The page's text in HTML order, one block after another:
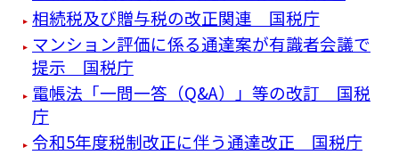
相続税及び贈与税の改正関連 国税庁
マンション評価に係る通達案が有識者会議で
提示 国税庁
電帳法「一問一答（Q&A）」等の改訂 国税
庁
令和5年度税制改正に伴う通達改正 国税庁